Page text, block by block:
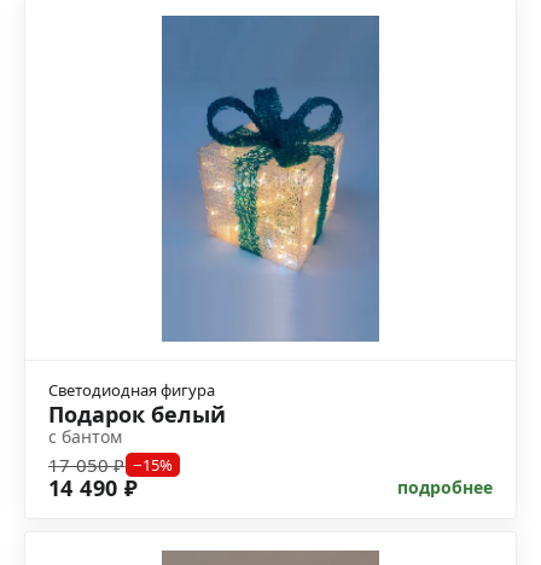
Светодиодная фигура
Подарок белый
с бантом
17 050 ₽ −15%
14 490 ₽ подробнее